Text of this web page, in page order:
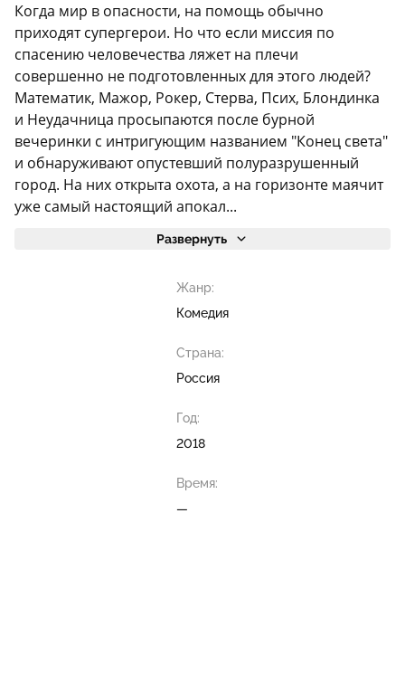
Когда мир в опасности, на помощь обычно
приходят супергерои. Но что если миссия по
спасению человечества ляжет на плечи
совершенно не подготовленных для этого людей?
Математик, Мажор, Рокер, Стерва, Псих, Блондинка
и Неудачница просыпаются после бурной
вечеринки с интригующим названием "Конец света"
и обнаруживают опустевший полуразрушенный
город. На них открыта охота, а на горизонте маячит
уже самый настоящий апокал...
Развернуть
Жанр:
Комедия
Страна:
Россия
Год:
2018
Время:
—